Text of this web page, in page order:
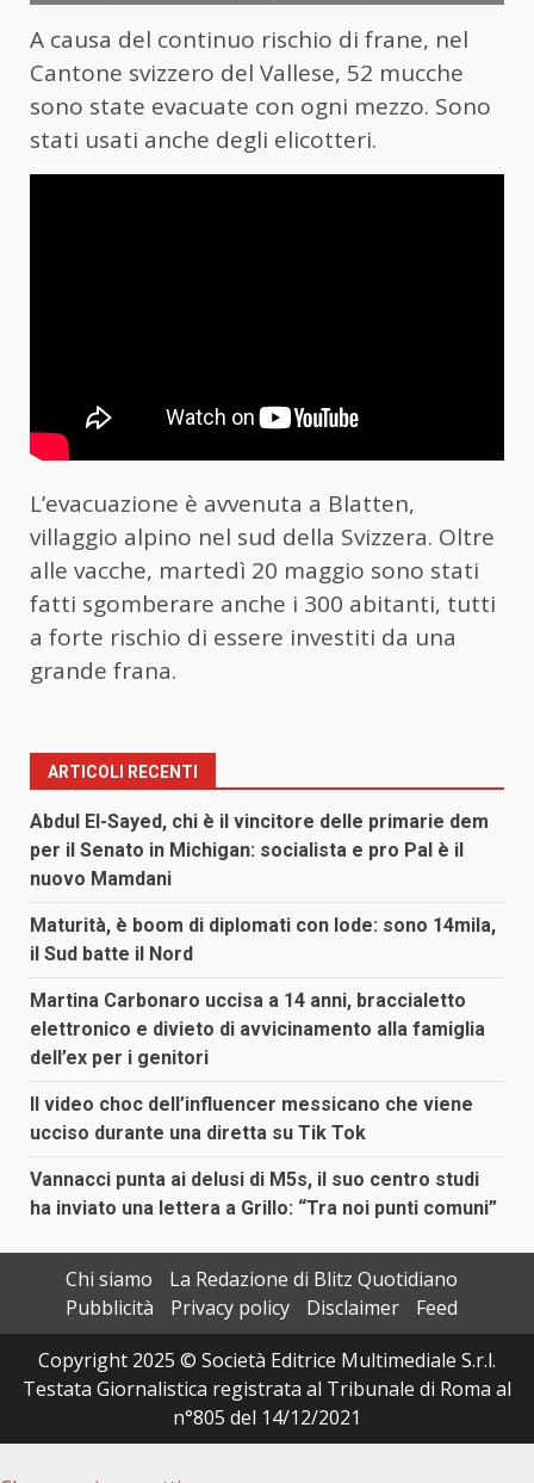
A causa del continuo rischio di frane, nel
Cantone svizzero del Vallese, 52 mucche
sono state evacuate con ogni mezzo. Sono
stati usati anche degli elicotteri.
L’evacuazione è avvenuta a Blatten,
villaggio alpino nel sud della Svizzera. Oltre
alle vacche, martedì 20 maggio sono stati
fatti sgomberare anche i 300 abitanti, tutti
a forte rischio di essere investiti da una
grande frana.
ARTICOLI RECENTI
Abdul El-Sayed, chi è il vincitore delle primarie dem
per il Senato in Michigan: socialista e pro Pal è il
nuovo Mamdani
Maturità, è boom di diplomati con lode: sono 14mila,
il Sud batte il Nord
Martina Carbonaro uccisa a 14 anni, braccialetto
elettronico e divieto di avvicinamento alla famiglia
dell’ex per i genitori
Il video choc dell’influencer messicano che viene
ucciso durante una diretta su Tik Tok
Vannacci punta ai delusi di M5s, il suo centro studi
ha inviato una lettera a Grillo: “Tra noi punti comuni”
Chi siamo
La Redazione di Blitz Quotidiano
Pubblicità
Privacy policy Disclaimer
Feed
Copyright 2025 © Società Editrice Multimediale S.r.l.
Testata Giornalistica registrata al Tribunale di Roma al
n°805 del 14/12/2021